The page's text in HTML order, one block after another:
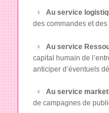
Au service
des commandes et
Au service
capital humain de
anticiper d’éventuels
Au service
de campagnes de